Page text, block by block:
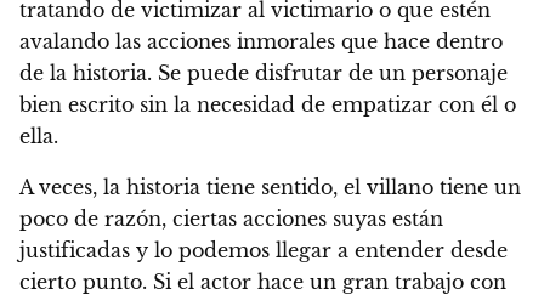
tratando de victimizar al victimario o que estén
avalando las acciones inmorales que hace dentro
de la historia. Se puede disfrutar de un personaje
bien escrito sin la necesidad de empatizar con él o
ella.
A veces, la historia tiene sentido, el villano tiene un
poco de razón, ciertas acciones suyas están
justificadas y lo podemos llegar a entender desde
cierto punto. Si el actor hace un gran trabajo con